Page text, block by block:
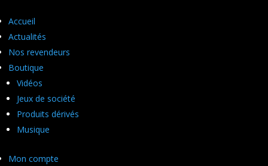
Accueil
Actualités
Nos revendeurs
Boutique
Vidéos
Jeux de société
Produits dérivés
Musique
Mon compte